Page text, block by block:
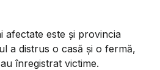
afectate este și provincia
a distrus o casă și o fermă,
înregistrat victime.